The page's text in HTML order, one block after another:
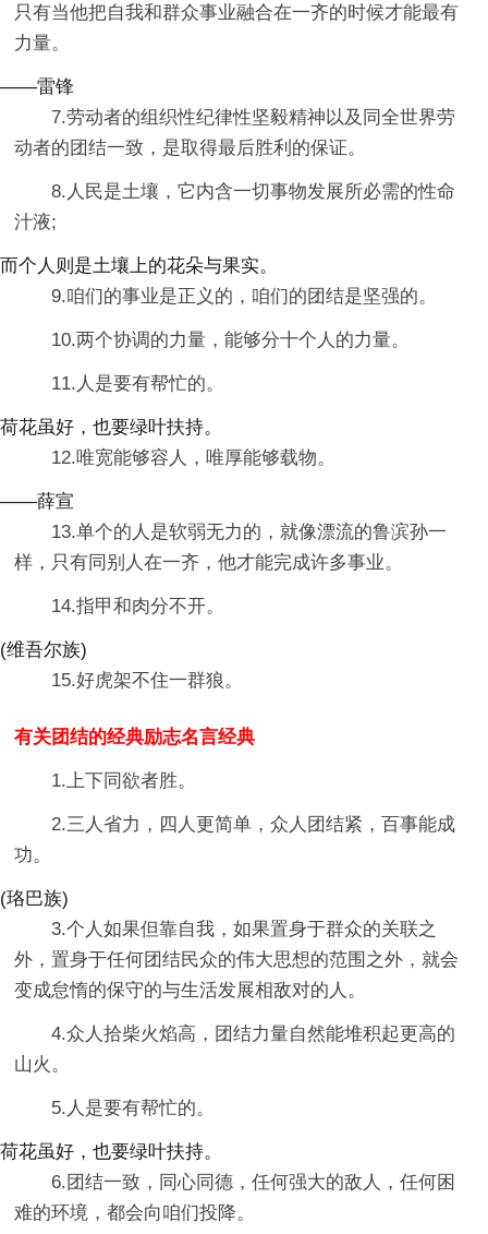
只有当他把自我和群众事业融合在一齐的时候才能最有
力量。
——雷锋
7.劳动者的组织性纪律性坚毅精神以及同全世界劳
动者的团结一致，是取得最后胜利的保证。
8.人民是土壤，它内含一切事物发展所必需的性命
汁液;
而个人则是土壤上的花朵与果实。
9.咱们的事业是正义的，咱们的团结是坚强的。
10.两个协调的力量，能够分十个人的力量。
11.人是要有帮忙的。
荷花虽好，也要绿叶扶持。
12.唯宽能够容人，唯厚能够载物。
——薛宣
13.单个的人是软弱无力的，就像漂流的鲁滨孙一
样，只有同别人在一齐，他才能完成许多事业。
14.指甲和肉分不开。
(维吾尔族)
15.好虎架不住一群狼。
有关团结的经典励志名言经典
1.上下同欲者胜。
2.三人省力，四人更简单，众人团结紧，百事能成
功。
(珞巴族)
3.个人如果但靠自我，如果置身于群众的关联之
外，置身于任何团结民众的伟大思想的范围之外，就会
变成怠惰的保守的与生活发展相敌对的人。
4.众人拾柴火焰高，团结力量自然能堆积起更高的
山火。
5.人是要有帮忙的。
荷花虽好，也要绿叶扶持。
6.团结一致，同心同德，任何强大的敌人，任何困
难的环境，都会向咱们投降。